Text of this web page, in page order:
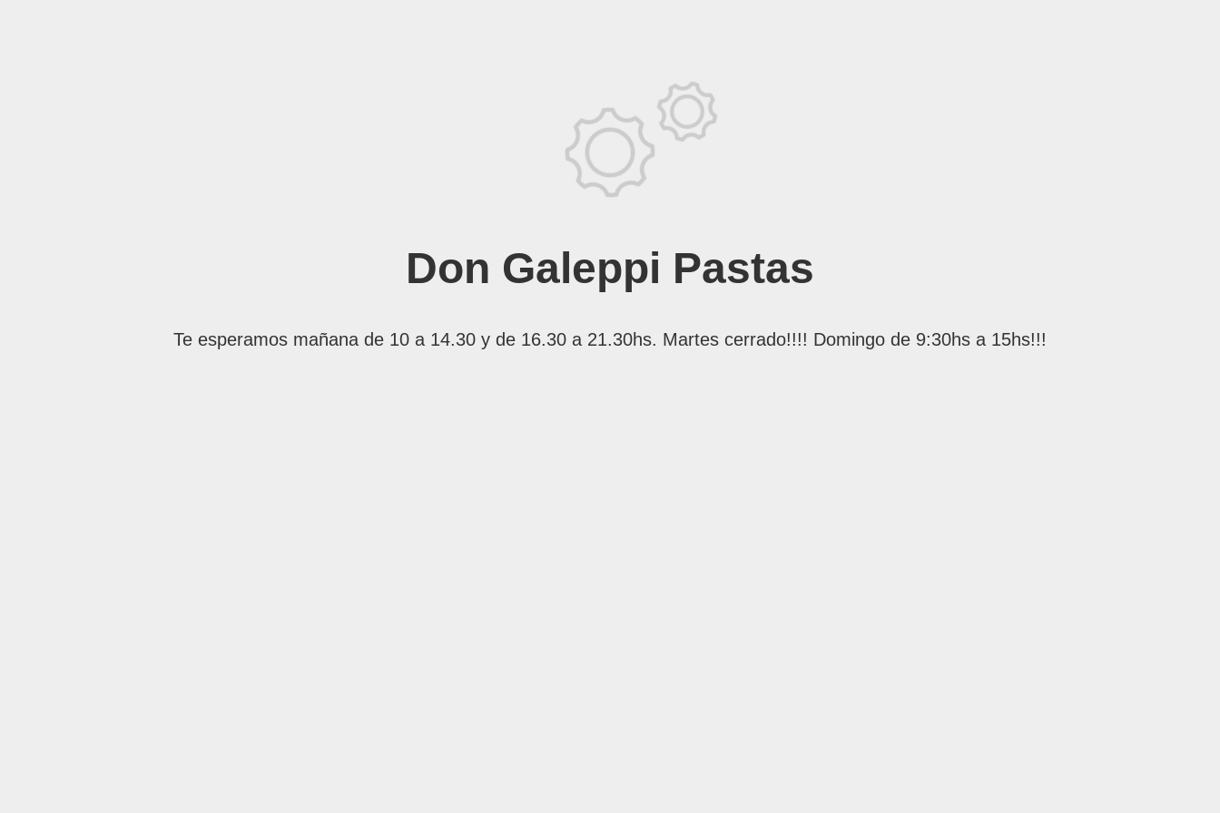
Don Galeppi Pastas
Te esperamos mañana de 10 a 14.30 y de 16.30 a 21.30hs. Martes cerrado!!!! Domingo de 9:30hs a 15hs!!!